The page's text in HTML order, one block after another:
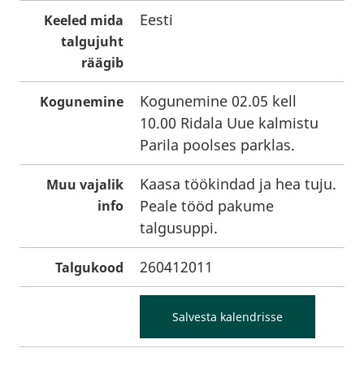
Keeled mida
talgujuht
räägib
Eesti
Kogunemine
Kogunemine 02.05 kell
10.00 Ridala Uue kalmistu
Parila poolses parklas.
Muu vajalik
info
Kaasa töökindad ja hea tuju.
Peale tööd pakume
talgusuppi.
Talgukood 260412011
Salvesta kalendrisse